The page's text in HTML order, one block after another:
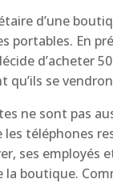
d’une
portables. En
d’acheter
qu’ils se
ne sont pas
les téléphones
ses employés
boutique.